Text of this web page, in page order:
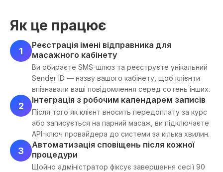
Як це працює
1
Реєстрація імені відправника для
масажного кабінету
Ви обираєте SMS-шлюз та реєструєте унікальний
Sender ID — назву вашого кабінету, щоб клієнти
впізнавали ваші повідомлення серед сотень інших.
2
Інтеграція з робочим календарем записів
Після того як клієнт вносить передоплату за курс
або записується на парний масаж, ви підключаєте
API-ключ провайдера до системи за кілька хвилин.
3
Автоматизація сповіщень після кожної
процедури
Щойно адміністратор фіксує завершення сесії 90